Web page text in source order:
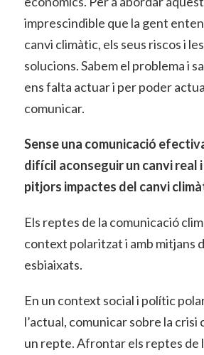
imprescindible que la gent
canvi climàtic, els seus riscos i
solucions. Sabem el problema i
ens falta actuar i per poder
comunicar.
Sense una comunicació
difícil aconseguir un canvi real
pitjors impactes del canvi
Els reptes de la comunicació
context polaritzat i amb mitjans
esbiaixats.
En un context social i polític
l’actual, comunicar sobre la
un repte. Afrontar els reptes de